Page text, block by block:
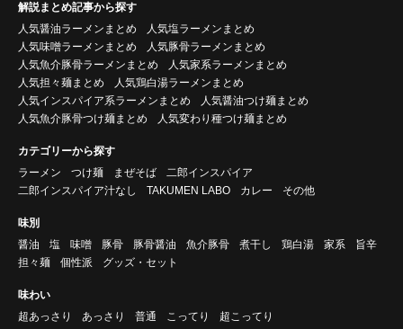
解説まとめ記事から探す
人気醤油ラーメンまとめ
人気塩ラーメンまとめ
人気味噌ラーメンまとめ
人気豚骨ラーメンまとめ
人気魚介豚骨ラーメンまとめ
人気家系ラーメンまとめ
人気担々麺まとめ
人気鶏白湯ラーメンまとめ
人気インスパイア系ラーメンまとめ
人気醤油つけ麺まとめ
人気魚介豚骨つけ麺まとめ
人気変わり種つけ麺まとめ
カテゴリーから探す
ラーメン
つけ麺 まぜそば
二郎インスパイア
二郎インスパイア汁なし
TAKUMEN LABO カレー その他
味別
醤油
塩 味噌 豚骨 豚骨醤油 魚介豚骨 煮干し 鶏白湯 家系
旨辛
担々麺
個性派 グッズ・セット
味わい
超あっさり
あっさり 普通 こってり 超こってり